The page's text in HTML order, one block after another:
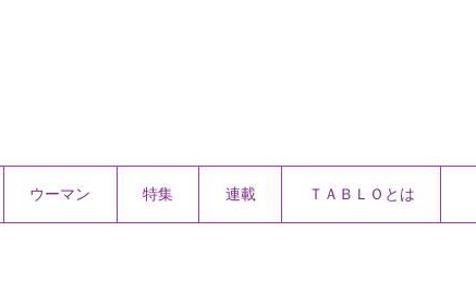
ウーマン 特集 連載 ＴＡＢＬＯとは